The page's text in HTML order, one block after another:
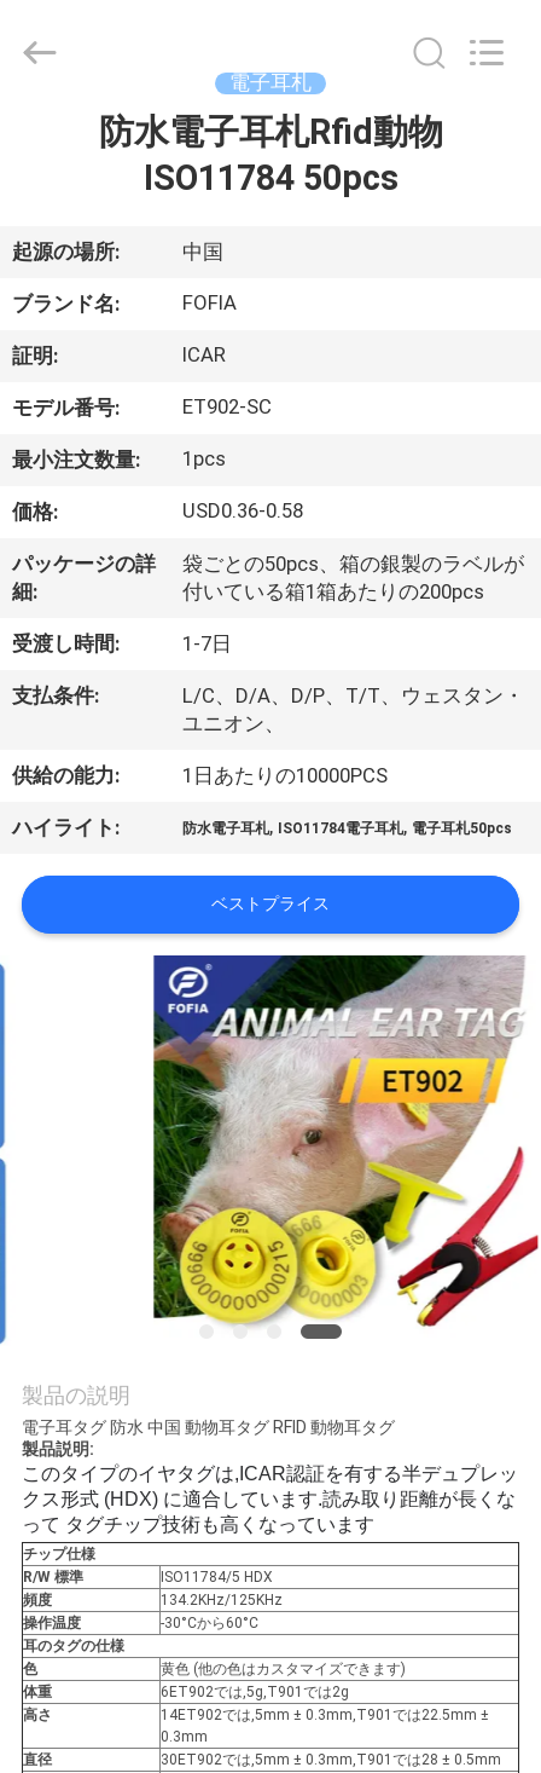
ロ
ダ
ク
ト
ビ
オ
私
に
つ
い
て
行
管
理
私
達
に
連
絡
し
な
supplier.
Rights
電子耳札
防水電子耳札Rfid動物
ISO11784 50pcs
起源の場所: 中国
ブランド名: FOFIA
証明: ICAR
モデル番号: ET902-SC
最小注文数量: 1pcs
価格: USD0.36-0.58
パッケージの詳
細:
袋ごとの50pcs、箱の銀製のラベルが
付いている箱1箱あたりの200pcs
受渡し時間: 1-7日
支払条件:
L/C、D/A、D/P、T/T、ウェスタン・
ユニオン、
供給の能力: 1日あたりの10000PCS
ハイライト: 防水電子耳札, ISO11784電子耳札, 電子耳札50pcs
ベストプライス
製品の説明
電子耳タグ 防水 中国 動物耳タグ RFID 動物耳タグ
製品説明:
このタイプのイヤタグは,ICAR認証を有する半デュプレッ
クス形式 (HDX) に適合しています.読み取り距離が長くな
って タグチップ技術も高くなっています
チップ仕様
R/W 標準
ISO11784/5 HDX
頻度
134.2KHz/125KHz
操作温度
-30°Cから60°C
耳のタグの仕様
色
黄色 (他の色はカスタマイズできます)
体重
6ET902では,5g,T901では2g
高さ
14ET902では,5mm ± 0.3mm,T901では22.5mm ±
0.3mm
直径
30ET902では,5mm ± 0.3mm,T901では28 ± 0.5mm